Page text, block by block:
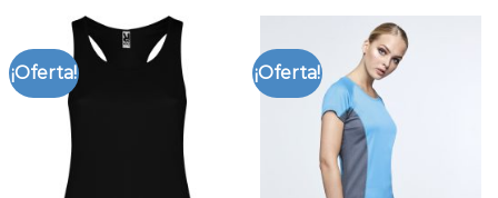
¡Oferta! ¡Oferta!